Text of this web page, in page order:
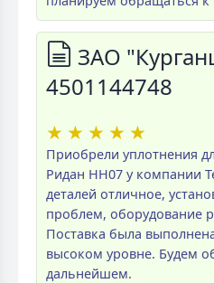
ЗАО
4501144748
★ ★ ★ ★ ★
Приобрели уплотнения
Ридан НН07 у компании
деталей отличное,
проблем, оборудование
Поставка была
высоком уровне. Будем
дальнейшем.